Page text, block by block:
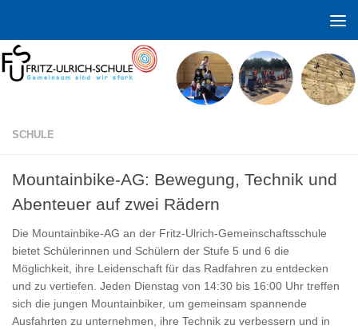
SCHULE
Mountainbike-AG: Bewegung, Technik und
Abenteuer auf zwei Rädern
Die Mountainbike-AG an der Fritz-Ulrich-Gemeinschaftsschule
bietet Schülerinnen und Schülern der Stufe 5 und 6 die
Möglichkeit, ihre Leidenschaft für das Radfahren zu entdecken
und zu vertiefen. Jeden Dienstag von 14:30 bis 16:00 Uhr treffen
sich die jungen Mountainbiker, um gemeinsam spannende
Ausfahrten zu unternehmen, ihre Technik zu verbessern und in